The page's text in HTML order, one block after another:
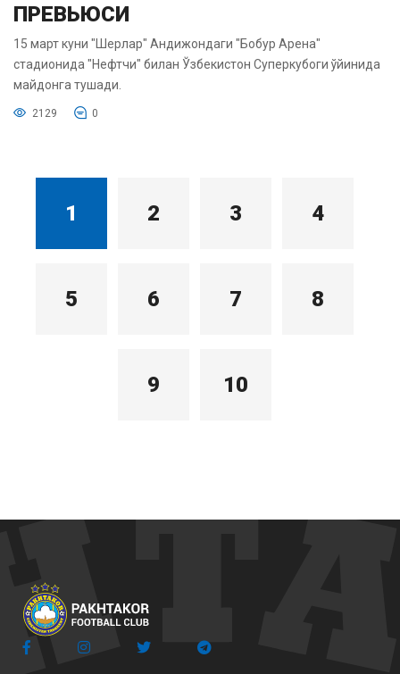
ПРЕВЬЮСИ
15 март куни "Шерлар" Андижондаги "Бобур Арена"
стадионида "Нефтчи" билан Ўзбекистон Суперкубоги ўйинида
майдонга тушади.
2129 0
1 2 3 4
5 6 7 8
9 10